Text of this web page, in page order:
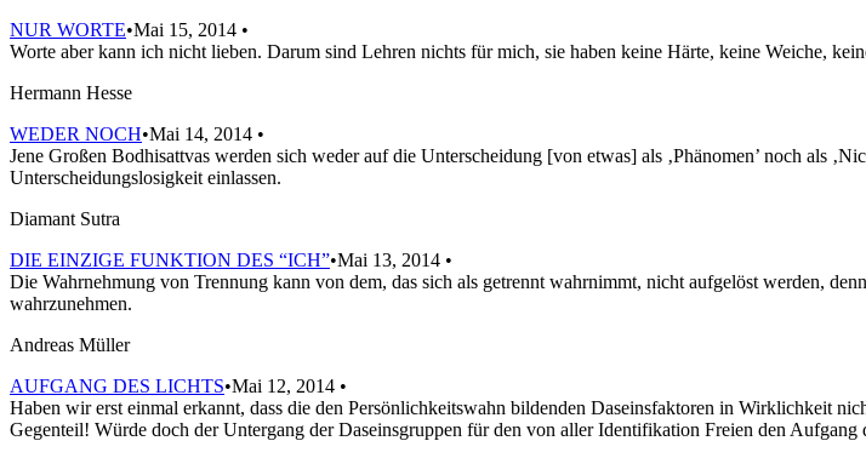
NUR WORTE•Mai 15, 2014 •
Worte aber kann ich nicht lieben. Darum sind Lehren nichts für mich, sie haben keine Härte, keine Weiche,
Hermann Hesse
WEDER NOCH•Mai 14, 2014 •
Jene Großen Bodhisattvas werden sich weder auf die Unterscheidung [von etwas] als ‚Phänomen’ noch als
Unterscheidungslosigkeit einlassen.
Diamant Sutra
DIE EINZIGE FUNKTION DES “ICH”•Mai 13, 2014 •
Die Wahrnehmung von Trennung kann von dem, das sich als getrennt wahrnimmt, nicht aufgelöst werden,
wahrzunehmen.
Andreas Müller
AUFGANG DES LICHTS•Mai 12, 2014 •
Haben wir erst einmal erkannt, dass die den Persönlichkeitswahn bildenden Daseinsfaktoren in Wirklichkeit
Gegenteil! Würde doch der Untergang der Daseinsgruppen für den von aller Identifikation Freien den Aufgang